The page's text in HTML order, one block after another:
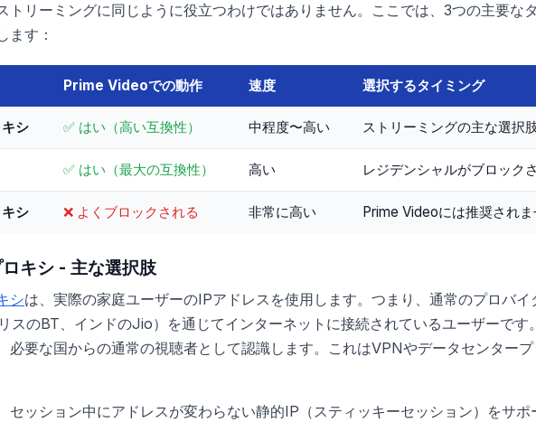
トリーミングに同じように役立つわけではありません。ここでは、3つの主要な
ます：
Prime Videoでの動作 速度 選択するタイミング
シ ✅ はい（高い互換性） 中程度〜高い ストリーミングの主な選択
✅ はい（最大の互換性） 高い レジデンシャルがブロック
シ ❌ よくブロックされる 非常に高い Prime Videoには推奨されま
キシ - 主な選択肢
シは、実際の家庭ユーザーのIPアドレスを使用します。つまり、通常のプロバイ
スのBT、インドのJio）を通じてインターネットに接続されているユーザーで
必要な国からの通常の視聴者として認識します。これはVPNやデータセンター
セッション中にアドレスが変わらない静的IP（スティッキーセッション）をサポ